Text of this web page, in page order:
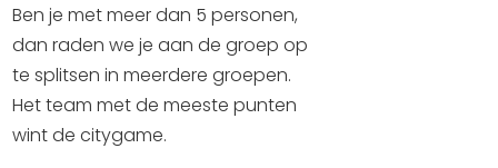
Veel bezochte pagina's:
Top 10 leuke dingen
Vakantie vieren in Sneek
Uitgaan in Sneek
Ben je met meer dan 5 personen,
dan raden we je aan de groep op
te splitsen in meerdere groepen.
Het team met de meeste punten
wint de citygame.